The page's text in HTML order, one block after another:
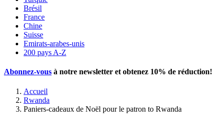
Brésil
France
Chine
Suisse
Emirats-arabes-unis
200 pays A-Z
Abonnez-vous à notre newsletter et obtenez 10% de réduction!
Accueil
Rwanda
Paniers-cadeaux de Noël pour le patron to Rwanda